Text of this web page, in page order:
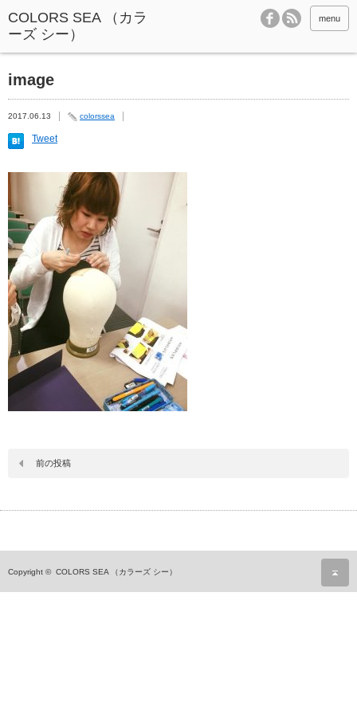
menu
image
2017.06.13 colorssea
Tweet
前の投稿
Copyright © COLORS SEA （カラーズ シー）